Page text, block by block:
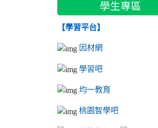
學生專區
【學習平台】
因材網
學習吧
均一教育
桃園智學吧